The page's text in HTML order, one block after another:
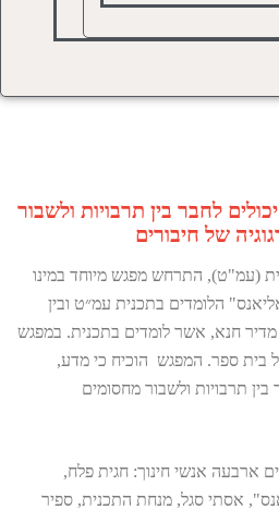
לחבר בין תרבויות ולשבור
של חיבורים
(עמ"ט), התרחש מפגש מיוחד במינו
הלומדים בתכנית עמ״ט ובין
חנא, אשר לומדים בתכנית. במפגש
60 תלמידים , 30 מכל בית ספר. המפגש הוכיח כי מדע,
בין תרבויות ולשבור מחסומים
ארבעה אנשי חינוך: חגית פלח,
אסתי סגל, מנחת התכנית, ספיר